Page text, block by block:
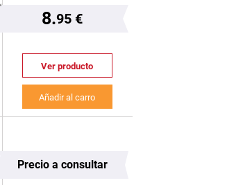
8.95 €
Ver producto
Añadir al carro
Precio a consultar